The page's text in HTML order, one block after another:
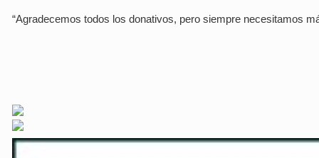
“Agradecemos todos los donativos, pero siempre necesitamos